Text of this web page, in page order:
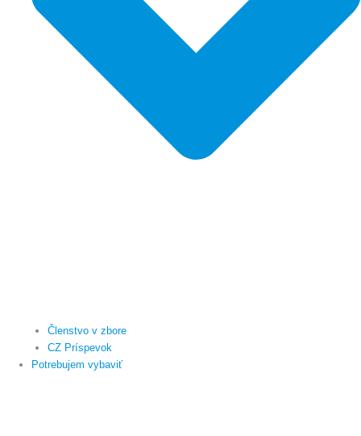
Členstvo v zbore
CZ Príspevok
Potrebujem vybaviť